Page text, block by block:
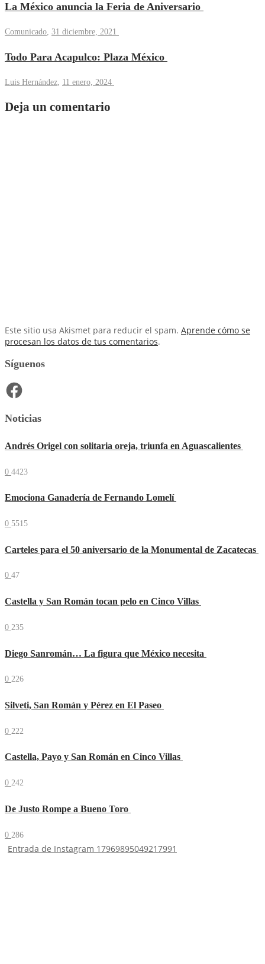
La México anuncia la Feria de Aniversario
Comunicado, 31 diciembre, 2021
Todo Para Acapulco: Plaza México
Luis Hernández, 11 enero, 2024
Deja un comentario
Este sitio usa Akismet para reducir el spam. Aprende cómo se
procesan los datos de tus comentarios.
Síguenos
Facebook
Noticias
Andrés Origel con solitaria oreja, triunfa en Aguascalientes
0 4423
Emociona Ganadería de Fernando Lomelí
0 5515
Carteles para el 50 aniversario de la Monumental de Zacatecas
0 47
Castella y San Román tocan pelo en Cinco Villas
0 235
Diego Sanromán… La figura que México necesita
0 226
Silveti, San Román y Pérez en El Paseo
0 222
Castella, Payo y San Román en Cinco Villas
0 242
De Justo Rompe a Bueno Toro
0 286
Entrada de Instagram 17969895049217991